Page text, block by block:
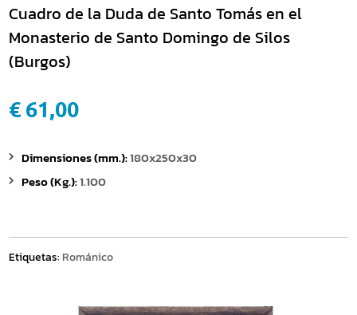
Cuadro de la Duda de Santo Tomás en el
Monasterio de Santo Domingo de Silos
(Burgos)
€ 61,00
Dimensiones (mm.):180x250x30
Peso (Kg.):1.100
Etiquetas: Románico